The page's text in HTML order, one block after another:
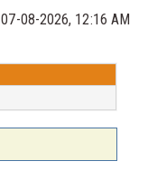
07-08-2026, 12:16 AM